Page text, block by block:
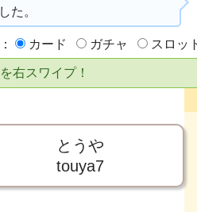
た。
カード ガチャ スロッ
右スワイプ！
とうや
touya7